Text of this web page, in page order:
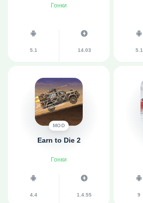
Гонки
5.1 14.03 5.1
MOD
Earn to Die 2
Гонки
4.4 1.4.55 9